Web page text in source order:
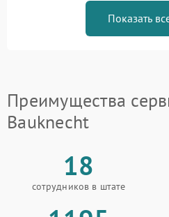
Показать
Преимущества
Bauknecht
18
сотрудников в штате